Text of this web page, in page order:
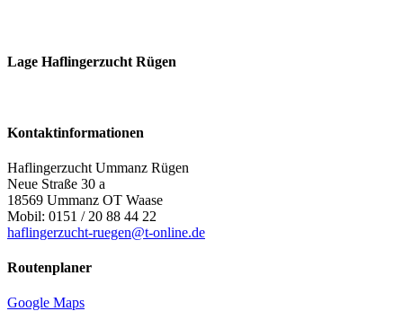
Lage Haflingerzucht Rügen
Kontaktinformationen
Haflingerzucht Ummanz Rügen
Neue Straße 30 a
18569 Ummanz OT Waase
Mobil: 0151 / 20 88 44 22
haflingerzucht-ruegen@t-online.de
Routenplaner
Google Maps